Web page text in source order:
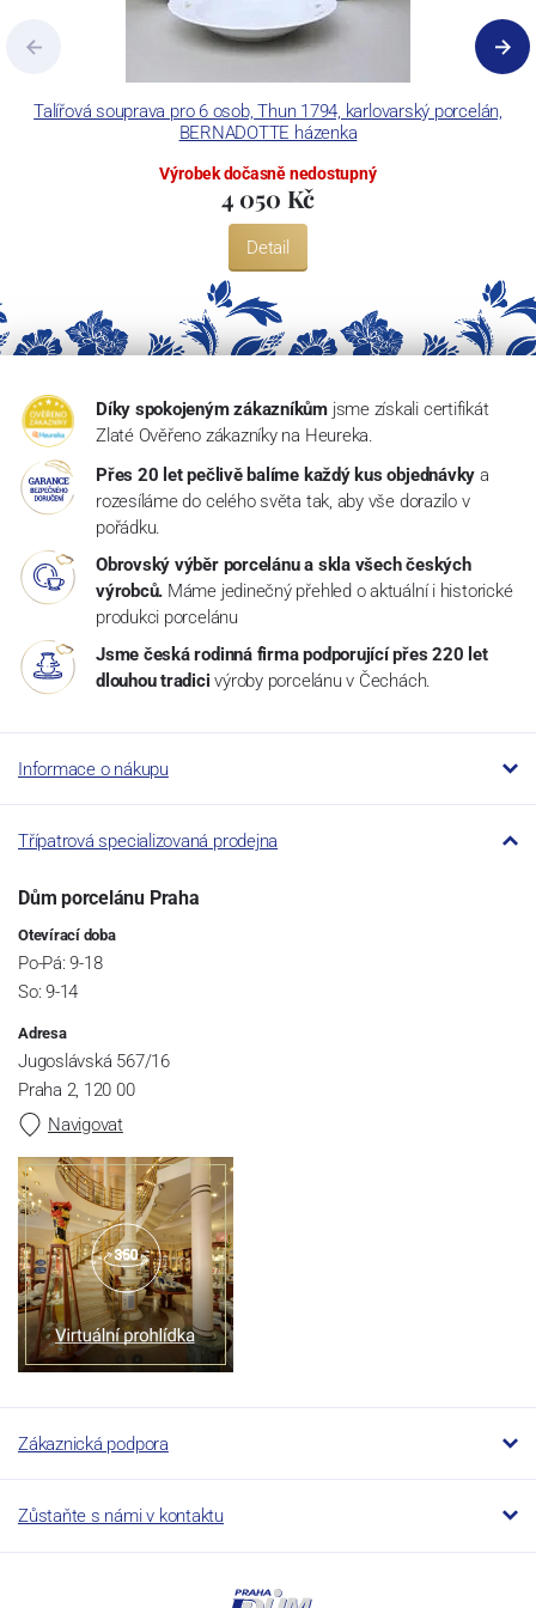
Talířová souprava pro 6 osob, Thun 1794, karlovarský porcelán,
BERNADOTTE házenka
Výrobek dočasně nedostupný
4 050 Kč
Detail
Díky spokojeným zákazníkům jsme získali certifikát
Zlaté Ověřeno zákazníky na Heureka.
Přes 20 let pečlivě balíme každý kus objednávky a
rozesíláme do celého světa tak, aby vše dorazilo v
pořádku.
Obrovský výběr porcelánu a skla všech českých
výrobců. Máme jedinečný přehled o aktuální i historické
produkci porcelánu
Jsme česká rodinná firma podporující přes 220 let
dlouhou tradici výroby porcelánu v Čechách.
Informace o nákupu
Třípatrová specializovaná prodejna
Dům porcelánu Praha
Otevírací doba
Po-Pá: 9-18
So: 9-14
Adresa
Jugoslávská 567/16
Praha 2, 120 00
Navigovat
Zákaznická podpora
Zůstaňte s námi v kontaktu